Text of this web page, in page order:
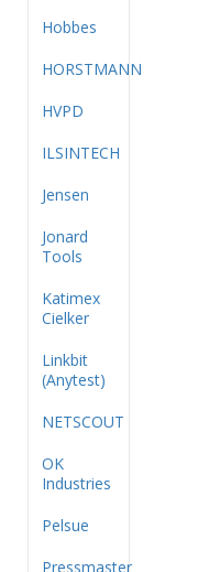
Hobbes
HORSTMANN
HVPD
ILSINTECH
Jensen
Jonard
Tools
Katimex
Cielker
Linkbit
(Anytest)
NETSCOUT
OK
Industries
Pelsue
Pressmaster